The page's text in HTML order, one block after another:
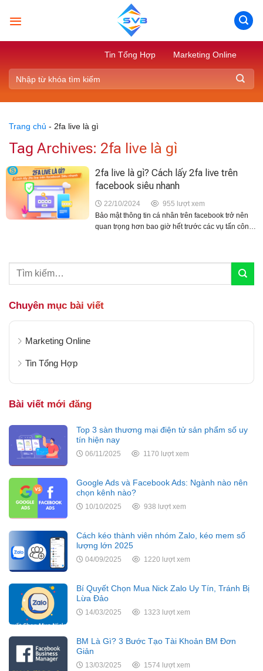
Tin Tổng Hợp Marketing Online
Trang chủ - 2fa live là gì
Tag Archives: 2fa live là gì
2fa live là gì? Cách lấy 2fa live trên
facebook siêu nhanh
22/10/2024
955 lượt xem
Bảo mật thông tin cá nhân trên facebook trở nên
quan trọng hơn bao giờ hết trước các vụ tấn công
Chuyên mục bài viết
Marketing Online
Tin Tổng Hợp
Bài viết mới đăng
Top 3 sàn thương mại điện tử sản phẩm số uy
tín hiện nay
06/11/2025 1170 lượt xem
Google Ads và Facebook Ads: Ngành nào nên
chọn kênh nào?
10/10/2025 938 lượt xem
Cách kéo thành viên nhóm Zalo, kéo mem số
lượng lớn 2025
04/09/2025 1220 lượt xem
Bí Quyết Chọn Mua Nick Zalo Uy Tín, Tránh Bị
Lừa Đảo
14/03/2025 1323 lượt xem
BM Là Gì? 3 Bước Tạo Tài Khoản BM Đơn
Giản
13/03/2025 1574 lượt xem